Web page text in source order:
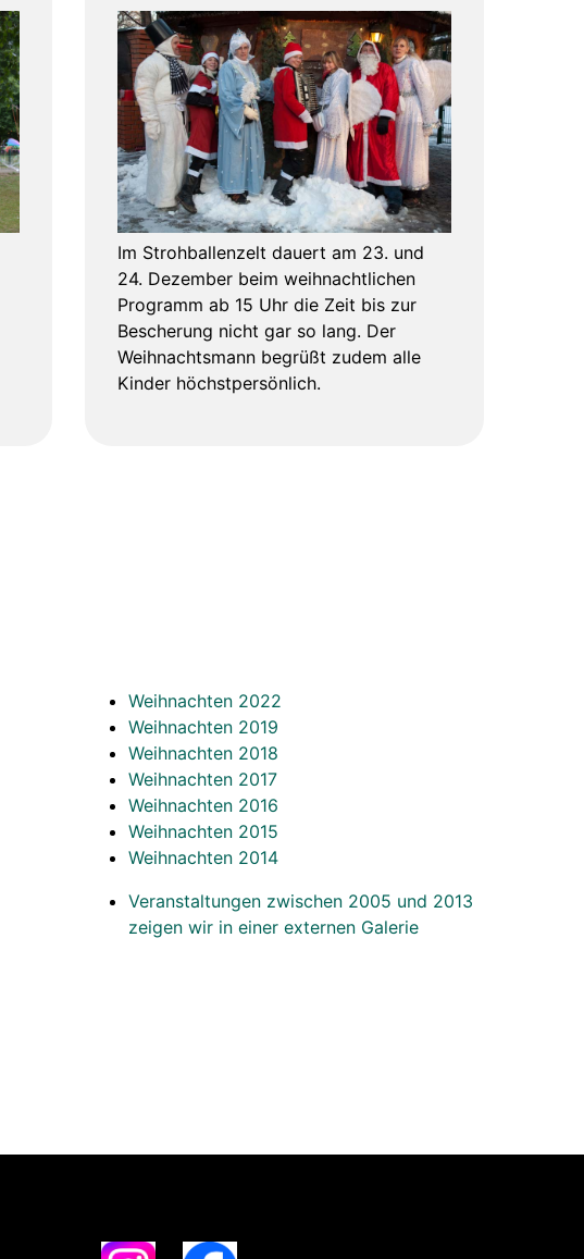
Im Strohballenzelt dauert am 23. und
24. Dezember beim weihnachtlichen
Programm ab 15 Uhr die Zeit bis zur
Bescherung nicht gar so lang. Der
Weihnachtsmann begrüßt zudem alle
Kinder höchstpersönlich.
Weihnachten 2022
Weihnachten 2019
Weihnachten 2018
Weihnachten 2017
Weihnachten 2016
Weihnachten 2015
Weihnachten 2014
Veranstaltungen zwischen 2005 und 2013
zeigen wir in einer externen Galerie